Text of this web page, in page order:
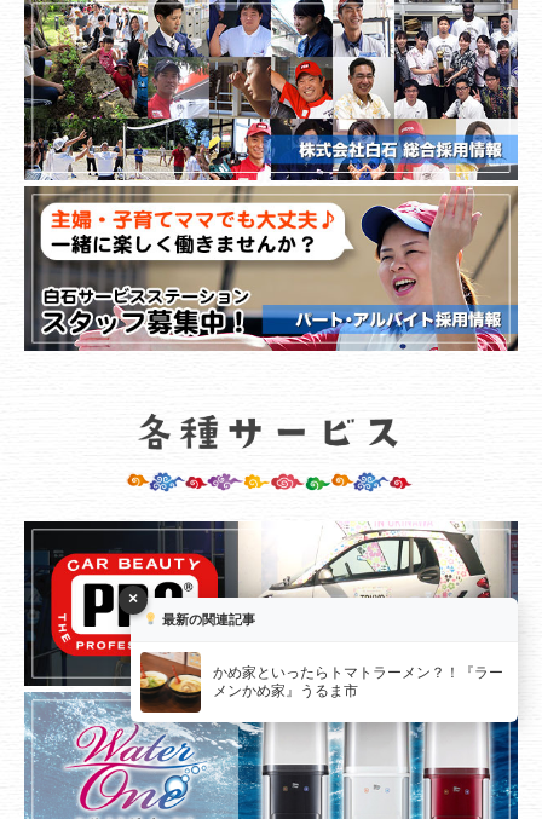
×
最新の関連記事
かめ家といったらトマトラーメン？！『ラー
メンかめ家』うるま市